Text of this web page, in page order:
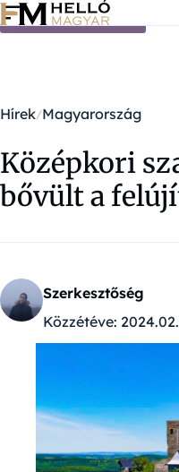
Ugrás a tartalomra
Hírek Magyarország
Középkori
bővült a
Szerkesztőség
Közzétéve: